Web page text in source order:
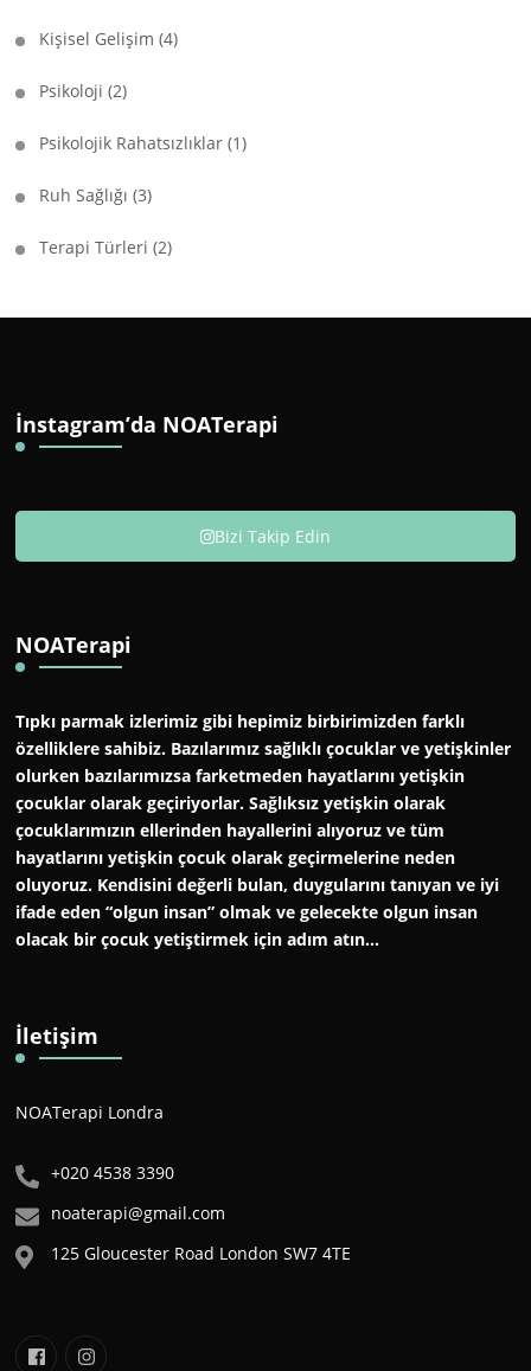
Kişisel Gelişim (4)
Psikoloji (2)
Psikolojik Rahatsızlıklar (1)
Ruh Sağlığı (3)
Terapi Türleri (2)
İnstagram’da NOATerapi
Bizi Takip Edin
NOATerapi
Tıpkı parmak izlerimiz gibi hepimiz birbirimizden farklı
özelliklere sahibiz. Bazılarımız sağlıklı çocuklar ve yetişkinler
olurken bazılarımızsa farketmeden hayatlarını yetişkin
çocuklar olarak geçiriyorlar. Sağlıksız yetişkin olarak
çocuklarımızın ellerinden hayallerini alıyoruz ve tüm
hayatlarını yetişkin çocuk olarak geçirmelerine neden
oluyoruz. Kendisini değerli bulan, duygularını tanıyan ve iyi
ifade eden “olgun insan” olmak ve gelecekte olgun insan
olacak bir çocuk yetiştirmek için adım atın…
İletişim
NOATerapi Londra
+020 4538 3390
noaterapi@gmail.com
125 Gloucester Road London SW7 4TE